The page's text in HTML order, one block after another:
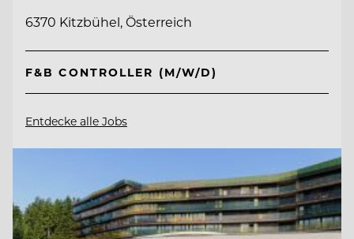
6370 Kitzbühel, Österreich
F&B CONTROLLER (M/W/D)
Entdecke alle Jobs